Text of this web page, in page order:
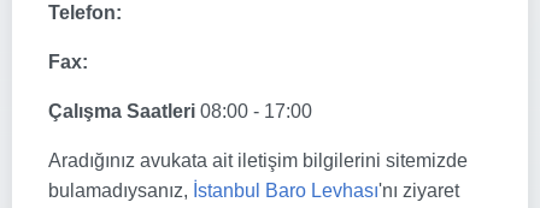
Telefon:
Fax:
Çalışma Saatleri 08:00 - 17:00
Aradığınız avukata ait iletişim bilgilerini sitemizde
bulamadıysanız, İstanbul Baro Levhası'nı ziyaret